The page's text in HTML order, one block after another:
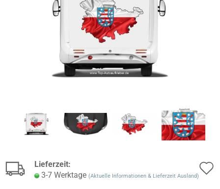
Lieferzeit:
3-7 Werktage (Aktuelle Informationen & Lieferzeit Ausland)